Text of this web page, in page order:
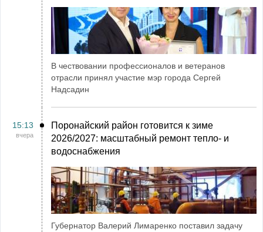
В чествовании профессионалов и ветеранов
отрасли принял участие мэр города Сергей
Надсадин
15:13
вчера
Поронайский район готовится к зиме
2026/2027: масштабный ремонт тепло- и
водоснабжения
Губернатор Валерий Лимаренко поставил задачу